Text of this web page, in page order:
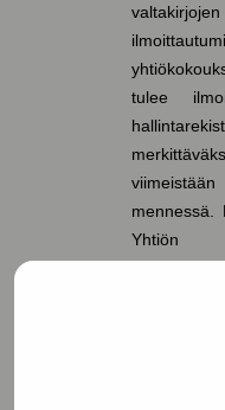
tulee
mennessä.
Yhtiön
voi